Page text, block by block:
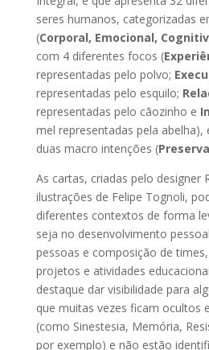
seres humanos, categorizadas
(Corporal, Emocional,
com 4 diferentes focos (
representadas pelo polvo;
representadas pelo esquilo;
representadas pelo cãozinho e
mel representadas pela
duas macro intenções (
As cartas, criadas pelo designer
ilustrações de Felipe Tognoli,
diferentes contextos de forma
seja no desenvolvimento
pessoas e composição de
projetos e atividades
destaque dar visibilidade para
que muitas vezes ficam ocultos
(como Sinestesia, Memória,
por exemplo) e não estão